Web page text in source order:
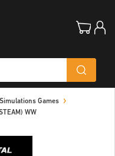
Simulations Games
WW